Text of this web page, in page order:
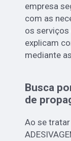
empresa
com as
os
explicam
mediante
Busca
de
Ao se tratar